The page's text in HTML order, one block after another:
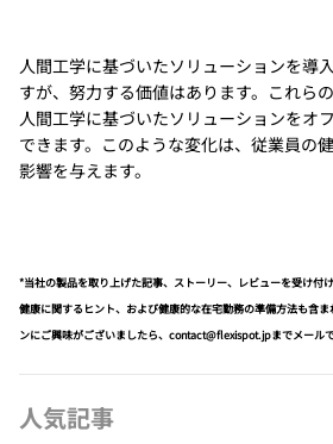
人間工学に基づいたソリューションを導
すが、努力する価値はあります。これら
人間工学に基づいたソリューションをオ
できます。このような変化は、従業員の
影響を与えます。
*当社の製品を取り上げた記事、ストーリー、レビューを受け付
健康に関するヒント、および健康的な在宅勤務の準備方法も含
ンにご興味がございましたら、contact@flexispot.jpまでメール
人気記事